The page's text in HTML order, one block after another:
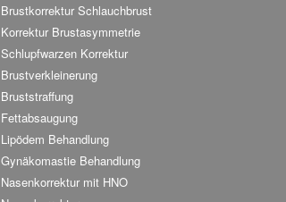
Brustkorrektur Schlauchbrust
Korrektur Brustasymmetrie
Schlupfwarzen Korrektur
Brustverkleinerung
Bruststraffung
Fettabsaugung
Lipödem Behandlung
Gynäkomastie Behandlung
Nasenkorrektur mit HNO